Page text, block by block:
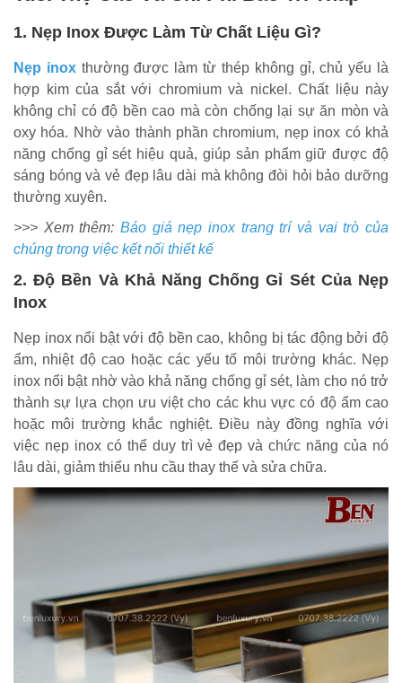
1. Nẹp Inox Được Làm Từ Chất Liệu Gì?
Nẹp inox thường được làm từ thép không gỉ, chủ yếu là
hợp kim của sắt với chromium và nickel. Chất liệu này
không chỉ có độ bền cao mà còn chống lại sự ăn mòn và
oxy hóa. Nhờ vào thành phần chromium, nẹp inox có khả
năng chống gỉ sét hiệu quả, giúp sản phẩm giữ được độ
sáng bóng và vẻ đẹp lâu dài mà không đòi hỏi bảo dưỡng
thường xuyên.
>>> Xem thêm: Báo giá nẹp inox trang trí và vai trò của
chúng trong việc kết nối thiết kế
2. Độ Bền Và Khả Năng Chống Gỉ Sét Của Nẹp
Inox
Nẹp inox nổi bật với độ bền cao, không bị tác động bởi độ
ẩm, nhiệt độ cao hoặc các yếu tố môi trường khác. Nẹp
inox nổi bật nhờ vào khả năng chống gỉ sét, làm cho nó trở
thành sự lựa chọn ưu việt cho các khu vực có độ ẩm cao
hoặc môi trường khắc nghiệt. Điều này đồng nghĩa với
việc nẹp inox có thể duy trì vẻ đẹp và chức năng của nó
lâu dài, giảm thiểu nhu cầu thay thế và sửa chữa.